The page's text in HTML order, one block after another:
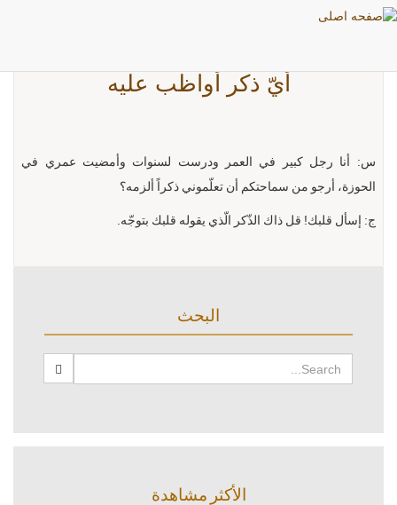
أيّ ذكر أواظب عليه
س: أنا رجل كبير في العمر ودرست لسنوات وأمضيت عمري في
الحوزة، أرجو من سماحتكم أن تعلّموني ذكراً ألزمه؟
ج: إسأل قلبك! قل ذاك الذّكر الّذي يقوله قلبك بتوجّه.
البحث
الأكثر مشاهدة